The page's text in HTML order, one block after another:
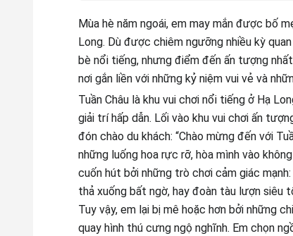
Mùa hè năm ngoái, em may mắn được bố
Long. Dù được chiêm ngưỡng nhiều kỳ
bè nổi tiếng, nhưng điểm đến ấn tượng
nơi gắn liền với những kỷ niệm vui vẻ và
Tuần Châu là khu vui chơi nổi tiếng ở Hạ
giải trí hấp dẫn. Lối vào khu vui chơi ấn
đón chào du khách: “Chào mừng đến với
những luống hoa rực rỡ, hòa mình vào
cuốn hút bởi những trò chơi cảm giác
thả xuống bất ngờ, hay đoàn tàu lượn siêu
Tuy vậy, em lại bị mê hoặc hơn bởi những
quay hình thú cưng ngộ nghĩnh. Em chọn